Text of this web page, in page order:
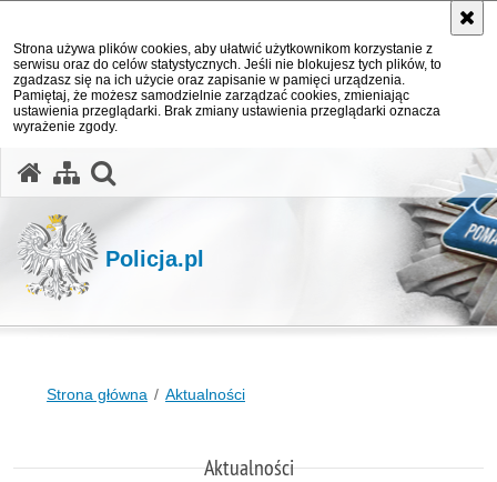
Strona używa plików cookies, aby ułatwić użytkownikom korzystanie z
serwisu oraz do celów statystycznych. Jeśli nie blokujesz tych plików, to
zgadzasz się na ich użycie oraz zapisanie w pamięci urządzenia.
Pamiętaj, że możesz samodzielnie zarządzać cookies, zmieniając
ustawienia przeglądarki. Brak zmiany ustawienia przeglądarki oznacza
wyrażenie zgody.
Policja.pl
Strona główna Aktualności
Aktualności